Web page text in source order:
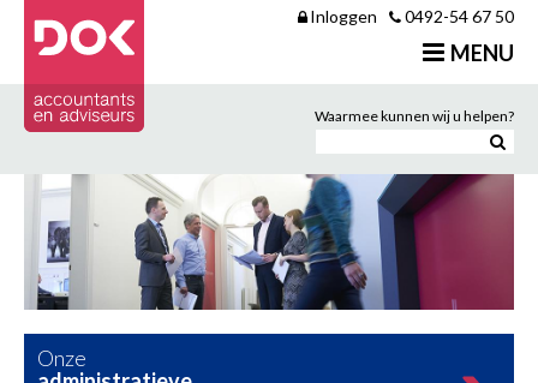
Over ons
Contact
0492-54 67 50
Inloggen
MENU
Waarmee kunnen wij u helpen?
Onze